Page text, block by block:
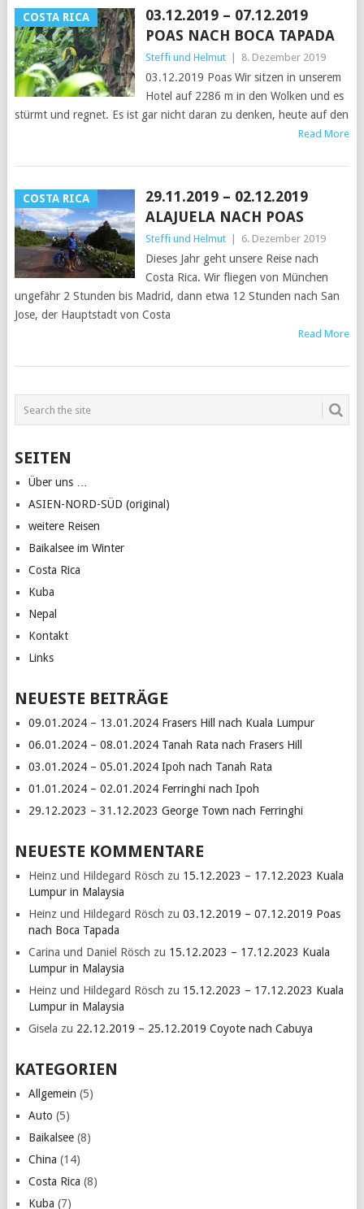
COSTA RICA
03.12.2019 – 07.12.2019
POAS NACH BOCA TAPADA
Steffi und Helmut 8. Dezember 2019
03.12.2019 Poas Wir sitzen in unserem
Hotel auf 2286 m in den Wolken und es
stürmt und regnet. Es ist gar nicht daran zu denken, heute auf den
Read More
COSTA RICA
29.11.2019 – 02.12.2019
ALAJUELA NACH POAS
Steffi und Helmut 6. Dezember 2019
Dieses Jahr geht unsere Reise nach
Costa Rica. Wir fliegen von München
ungefähr 2 Stunden bis Madrid, dann etwa 12 Stunden nach San
Jose, der Hauptstadt von Costa
Read More
SEITEN
Über uns …
ASIEN-NORD-SÜD (original)
weitere Reisen
Baikalsee im Winter
Costa Rica
Kuba
Nepal
Kontakt
Links
NEUESTE BEITRÄGE
09.01.2024 – 13.01.2024 Frasers Hill nach Kuala Lumpur
06.01.2024 – 08.01.2024 Tanah Rata nach Frasers Hill
03.01.2024 – 05.01.2024 Ipoh nach Tanah Rata
01.01.2024 – 02.01.2024 Ferringhi nach Ipoh
29.12.2023 – 31.12.2023 George Town nach Ferringhi
NEUESTE KOMMENTARE
Heinz und Hildegard Rösch zu 15.12.2023 – 17.12.2023 Kuala
Lumpur in Malaysia
Heinz und Hildegard Rösch zu 03.12.2019 – 07.12.2019 Poas
nach Boca Tapada
Carina und Daniel Rösch zu 15.12.2023 – 17.12.2023 Kuala
Lumpur in Malaysia
Heinz und Hildegard Rösch zu 15.12.2023 – 17.12.2023 Kuala
Lumpur in Malaysia
Gisela zu 22.12.2019 – 25.12.2019 Coyote nach Cabuya
KATEGORIEN
Allgemein (5)
Auto (5)
Baikalsee(8)
China (14)
Costa Rica (8)
Kuba (7)